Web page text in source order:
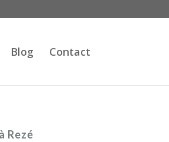
Blog Contact
Rezé